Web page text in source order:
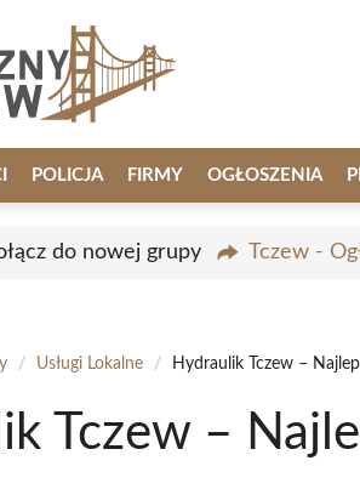
POLICJA FIRMY OGŁOSZENIA
do nowej grupy Tczew -
/ Usługi Lokalne / Hydraulik Tczew –
Tczew –